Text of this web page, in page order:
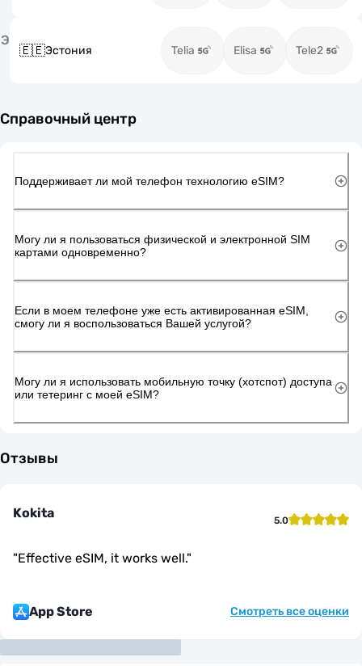
Э
🇪🇪Эстония Telia Elisa Tele2
Справочный центр
Поддерживает ли мой телефон технологию eSIM?
Могу ли я пользоваться физической и электронной SIM
картами одновременно?
Если в моем телефоне уже есть активированная eSIM,
смогу ли я воспользоваться Вашей услугой?
Могу ли я использовать мобильную точку (хотспот) доступа
или тетеринг с моей eSIM?
Отзывы
Kokita 5.0
"Effective eSIM, it works well."
App Store Смотреть все оценки